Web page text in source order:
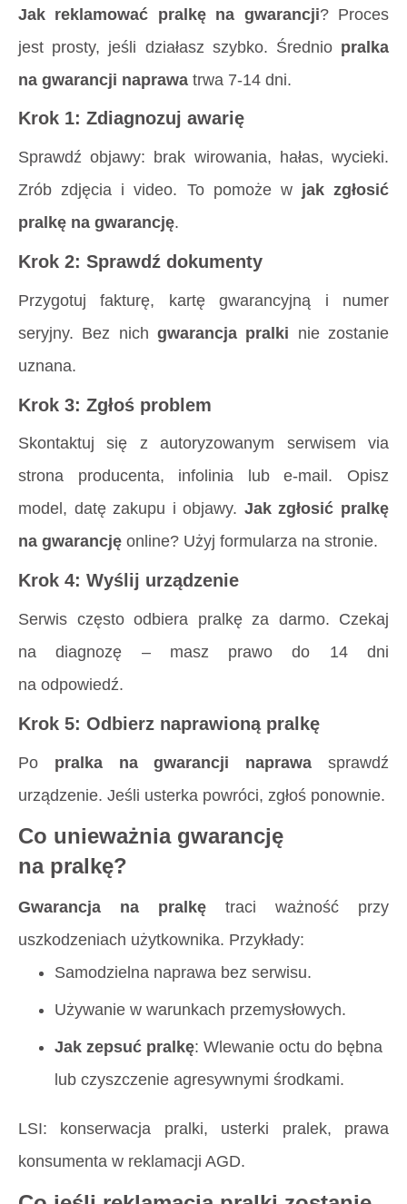
Jak reklamować pralkę na gwarancji? Proces
jest prosty, jeśli działasz szybko. Średnio pralka
na gwarancji naprawa trwa 7-14 dni.
Krok 1: Zdiagnozuj awarię
Sprawdź objawy: brak wirowania, hałas, wycieki.
Zrób zdjęcia i video. To pomoże w jak zgłosić
pralkę na gwarancję.
Krok 2: Sprawdź dokumenty
Przygotuj fakturę, kartę gwarancyjną i numer
seryjny. Bez nich gwarancja pralki nie zostanie
uznana.
Krok 3: Zgłoś problem
Skontaktuj się z autoryzowanym serwisem via
strona producenta, infolinia lub e-mail. Opisz
model, datę zakupu i objawy. Jak zgłosić pralkę
na gwarancję online? Użyj formularza na stronie.
Krok 4: Wyślij urządzenie
Serwis często odbiera pralkę za darmo. Czekaj
na diagnozę – masz prawo do 14 dni
na odpowiedź.
Krok 5: Odbierz naprawioną pralkę
Po pralka na gwarancji naprawa sprawdź
urządzenie. Jeśli usterka powróci, zgłoś ponownie.
Co unieważnia gwarancję
na pralkę?
Gwarancja na pralkę traci ważność przy
uszkodzeniach użytkownika. Przykłady:
Samodzielna naprawa bez serwisu.
Używanie w warunkach przemysłowych.
Jak zepsuć pralkę: Wlewanie octu do bębna
lub czyszczenie agresywnymi środkami.
LSI: konserwacja pralki, usterki pralek, prawa
konsumenta w reklamacji AGD.